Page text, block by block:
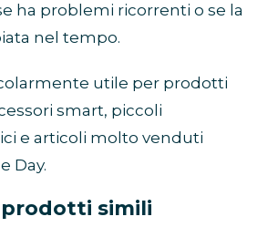
ha problemi ricorrenti o se la
nel tempo.
utile per prodotti
smart, piccoli
e articoli molto venduti
Day.
simili